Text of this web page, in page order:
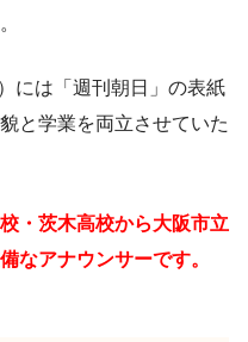
には「週刊朝日」の表紙
と学業を両立させていた
・茨木高校から大阪市立
なアナウンサーです。